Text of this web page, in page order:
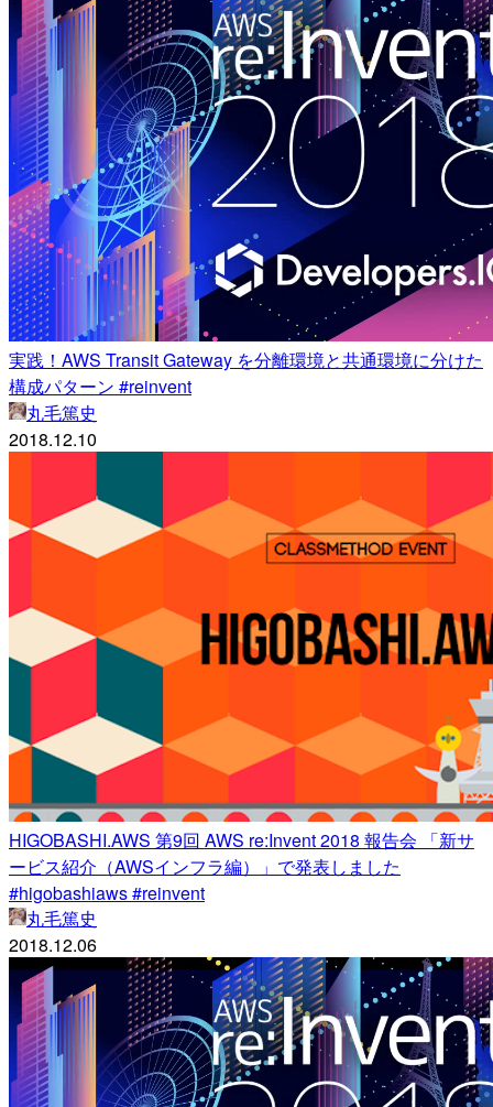
実践！AWS Transit Gateway を分離環境と共通環境に分けた
構成パターン #reinvent
丸毛篤史
2018.12.10
HIGOBASHI.AWS 第9回 AWS re:Invent 2018 報告会 「新サ
ービス紹介（AWSインフラ編）」で発表しました
#higobashiaws #reinvent
丸毛篤史
2018.12.06